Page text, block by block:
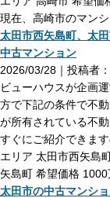
現在、高崎市のマン
太田市西矢島町、太
中古マンション
2026/03/28｜投稿者：
ビューハウスが企画
方で下記の条件で不
が所有されている不
すぐにご紹介できま
エリア 太田市西矢島
矢島町 希望価格 1000
太田市の中古マンシ